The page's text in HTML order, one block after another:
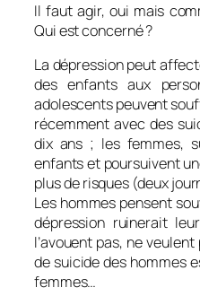
Il faut agir, oui mais
Qui est concerné ?
La dépression peut
des enfants aux
adolescents peuvent
récemment avec des
dix ans ; les femmes,
enfants et poursuivent
plus de risques (deux
Les hommes pensent
dépression ruinerait
l’avouent pas, ne
de suicide des hommes
femmes…